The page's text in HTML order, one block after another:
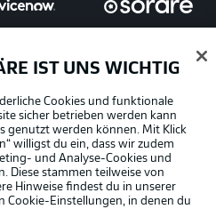
Voreinstellungen verwalten
Nutzungsbedingungen
IST UNS WICHTIG
Cookies und funktionale
sicher betrieben werden kann
genutzt werden können. Mit Klick
willigst du ein, dass wir zudem
und Analyse-Cookies und
Diese stammen teilweise von
Hinweise findest du in unserer
Cookie-Einstellungen, in denen du